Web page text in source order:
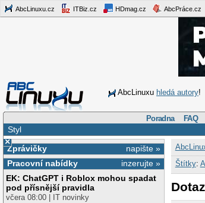
AbcLinuxu.cz ITBiz.cz HDmag.cz AbcPráce.cz
AbcLinuxu hledá autory!
Poradna FAQ
Styl
×
napište »
Zprávičky
inzerujte »
Pracovní nabídky
EK: ChatGPT i Roblox mohou spadat
pod přísnější pravidla
včera 08:00 | IT novinky
Štítky: